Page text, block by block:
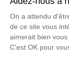
d'expression
RICART.
Un service de
disponible ici.